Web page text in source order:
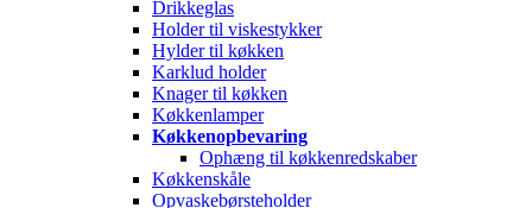
Drikkeglas
Holder til viskestykker
Hylder til køkken
Karklud holder
Knager til køkken
Køkkenlamper
Køkkenopbevaring
Ophæng til køkkenredskaber
Køkkenskåle
Opvaskebørsteholder